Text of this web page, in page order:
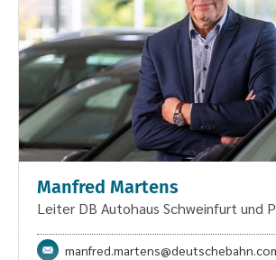
Manfred Martens
Leiter DB Autohaus Schweinfurt und